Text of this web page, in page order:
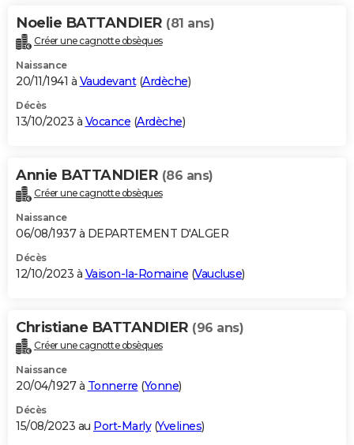
Noelie BATTANDIER (81 ans)
Créer une cagnotte obsèques
Naissance
20/11/1941 à Vaudevant(Ardèche)
Décès
13/10/2023 à Vocance (Ardèche)
Annie BATTANDIER (86 ans)
Créer une cagnotte obsèques
Naissance
06/08/1937 à DEPARTEMENT D'ALGER
Décès
12/10/2023 à Vaison-la-Romaine (Vaucluse)
Christiane BATTANDIER (96 ans)
Créer une cagnotte obsèques
Naissance
20/04/1927 à Tonnerre (Yonne)
Décès
15/08/2023 au Port-Marly(Yvelines)